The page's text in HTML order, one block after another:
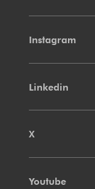
Instagram
Linkedin
X
Youtube